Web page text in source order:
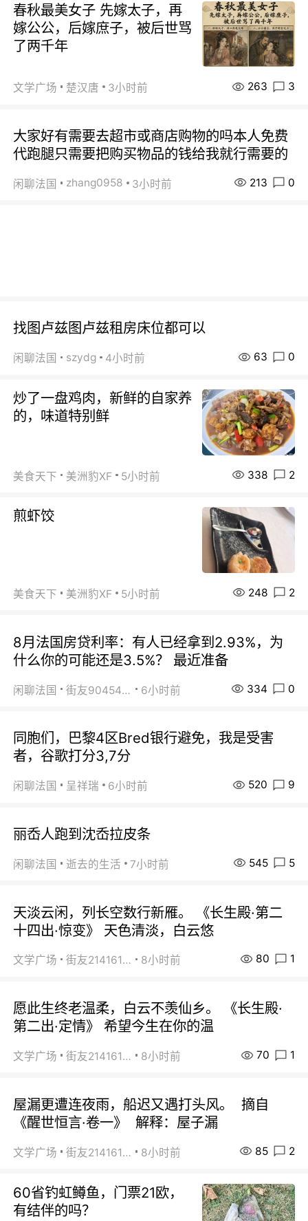
春秋最美女子 先嫁太子，再
嫁公公，后嫁庶子，被后世骂
了两千年
文学广场 楚汉唐 3小时前 263 3
大家好有需要去超市或商店购物的吗本人免费
代跑腿只需要把购买物品的钱给我就行需要的
闲聊法国 zhang0958 3小时前 213 0
找图卢兹图卢兹租房床位都可以
闲聊法国 szydg 4小时前 63 0
炒了一盘鸡肉，新鲜的自家养
的，味道特别鲜
美食天下 美洲豹XF 5小时前 338 2
煎虾饺
美食天下 美洲豹XF 5小时前 248 2
8月法国房贷利率：有人已经拿到2.93%，为
什么你的可能还是3.5%？ 最近准备
闲聊法国 街友90454511 6小时前 334 0
同胞们，巴黎4区Bred银行避免，我是受害
者，谷歌打分3,7分
闲聊法国 呈祥瑞 6小时前 520 9
丽岙人跑到沈岙拉皮条
闲聊法国 逝去的生活 7小时前 545 5
天淡云闲，列长空数行新雁。 《长生殿·第二
十四出·惊变》 天色清淡，白云悠
文学广场 街友21416156 8小时前 80 1
愿此生终老温柔，白云不羡仙乡。 《长生殿·
第二出·定情》 希望今生在你的温
文学广场 街友21416156 8小时前 70 1
屋漏更遭连夜雨，船迟又遇打头风。 摘自
《醒世恒言·卷一》 解释：屋子漏
文学广场 街友21416156 8小时前 85 2
60省钓虹鳟鱼，门票21欧，
有结伴的吗？